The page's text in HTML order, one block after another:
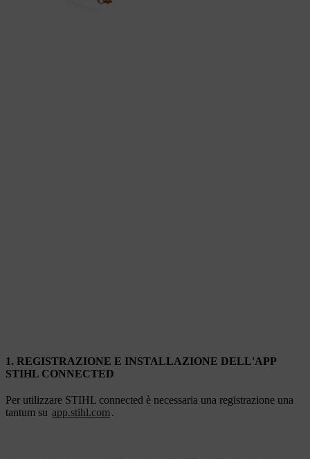
1. REGISTRAZIONE E INSTALLAZIONE DELL'APP
STIHL CONNECTED
Per utilizzare STIHL connected è necessaria una registrazione una
tantum su app.stihl.com .